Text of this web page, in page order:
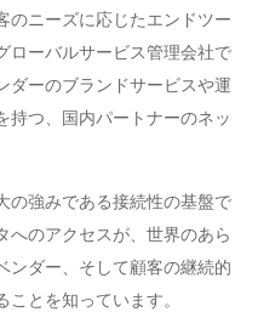
のニーズに応じたエンドツー
ローバルサービス管理会社で
ダーのブランドサービスや運
持つ、国内パートナーのネッ
の強みである接続性の基盤で
へのアクセスが、世界のあら
ンダー、そして顧客の継続的
とを知っています。